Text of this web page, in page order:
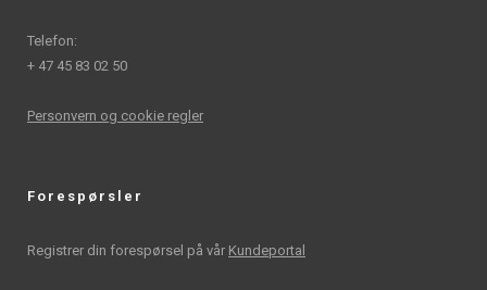
Telefon:
+ 47 45 83 02 50
Personvern og cookie regler
Forespørsler
Registrer din forespørsel på vår Kundeportal